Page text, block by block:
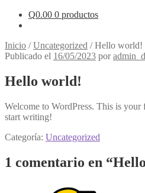
Q0.00 0 productos
Inicio /Uncategorized /Hello world!
Publicado el 16/05/2023 por
Hello world!
Welcome to WordPress. This is
start writing!
Categoría: Uncategorized
1 comentario en “